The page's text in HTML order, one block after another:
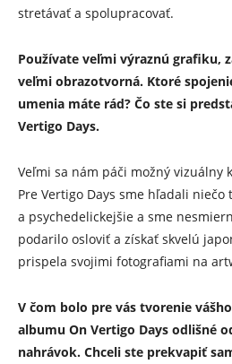
stretávať a spolupracovať.
Používate veľmi výraznú grafiku,
veľmi obrazotvorná. Ktoré
umenia máte rád? Čo ste si
Vertigo Days.
Veľmi sa nám páči možný vizuálny
Pre Vertigo Days sme hľadali niečo
a psychedelickejšie a sme
podarilo osloviť a získať skvelú
prispela svojimi fotografiami na
V čom bolo pre vás tvorenie
albumu On Vertigo Days odlišné
nahrávok. Chceli ste prekvapiť